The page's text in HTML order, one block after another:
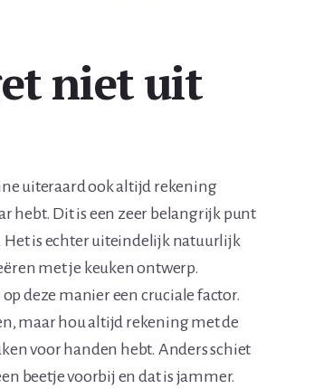
niet uit
uiteraard ook altijd rekening
hebt. Dit is een zeer belangrijk punt
Het is echter uiteindelijk natuurlijk
met je keuken ontwerp.
deze manier een cruciale factor.
maar hou altijd rekening met de
voor handen hebt. Anders schiet
beetje voorbij en dat is jammer.